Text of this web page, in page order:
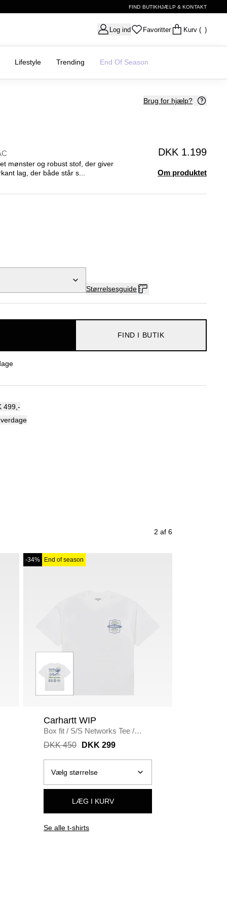
FIND BUTIKHJÆLP & KONTAKT
Log ind Favoritter Kurv ( )
Lifestyle Trending End Of Season
Brug for hjælp?
DKK 1.199
mønster og robust stof, der giver
lag, der både står s...
Om produktet
Størrelsesguide
FIND I BUTIK
499,-
2 af 6
-34% End of season
Carhartt WIP
Box fit / S/S Networks Tee /
WHITE
DKK 450 DKK 299
LÆG I KURV
Se alle t-shirts